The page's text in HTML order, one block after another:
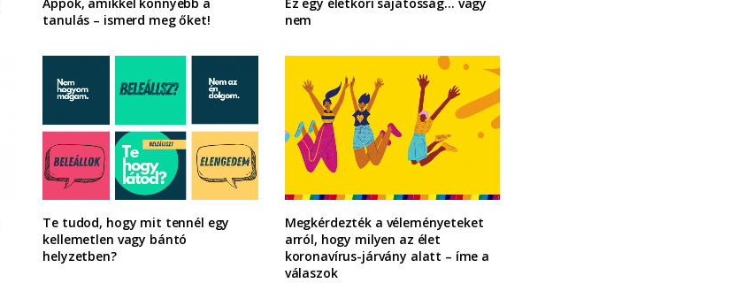
tanulás – ismerd meg őket!
nem
Te tudod, hogy mit tennél egy
kellemetlen vagy bántó
helyzetben?
Megkérdezték a véleményeteket
arról, hogy milyen az élet
koronavírus-járvány alatt – íme a
válaszok